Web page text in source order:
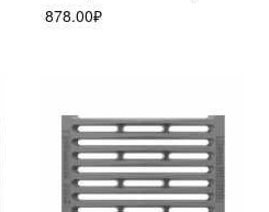
878.00₽